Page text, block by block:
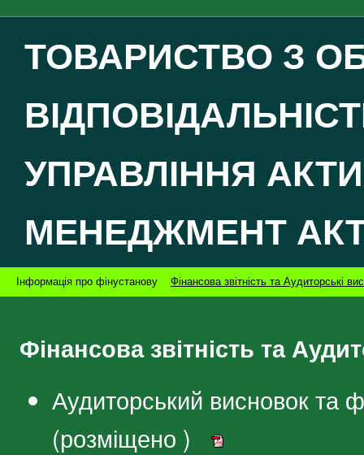
ТОВАРИСТВО З
УПРАВЛІННЯ
МЕНЕДЖМЕНТ
Інформація про фінустанову Фінансова звітність та Аудиторські
Фінансова звітність та
Аудиторський висновок та
(розміщено )